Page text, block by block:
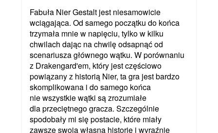
Fabuła Nier Gestalt jest niesamowicie
wciągająca. Od samego początku do końca
trzymała mnie w napięciu, tylko w kilku
chwilach dając na chwilę odsapnąć od
scenariusza głównego wątku. W porównaniu
z Drakengard'em, który jest częściowo
powiązany z historią Nier, ta gra jest bardzo
skomplikowana i do samego końca
nie wszystkie wątki są zrozumiałe
dla przeciętnego gracza. Szczególnie
spodobały mi się postacie, które miały
zawsze swoją własną historię i wyraźnie